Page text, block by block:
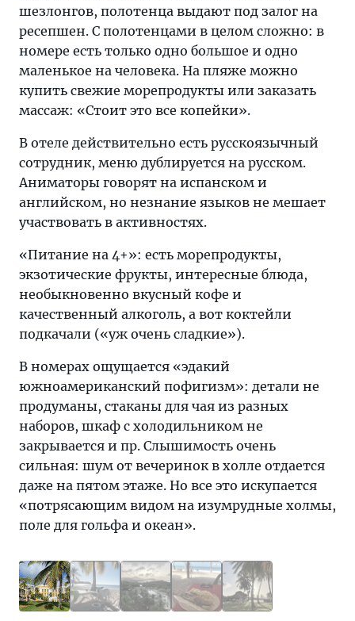
шезлонгов, полотенца выдают под залог на
ресепшен. С полотенцами в целом сложно: в
номере есть только одно большое и одно
маленькое на человека. На пляже можно
купить свежие морепродукты или заказать
массаж: «Стоит это все копейки».
В отеле действительно есть русскоязычный
сотрудник, меню дублируется на русском.
Аниматоры говорят на испанском и
английском, но незнание языков не мешает
участвовать в активностях.
«Питание на 4+»: есть морепродукты,
экзотические фрукты, интересные блюда,
необыкновенно вкусный кофе и
качественный алкоголь, а вот коктейли
подкачали («уж очень сладкие»).
В номерах ощущается «эдакий
южноамериканский пофигизм»: детали не
продуманы, стаканы для чая из разных
наборов, шкаф с холодильником не
закрывается и пр. Слышимость очень
сильная: шум от вечеринок в холле отдается
даже на пятом этаже. Но все это искупается
«потрясающим видом на изумрудные холмы,
поле для гольфа и океан».